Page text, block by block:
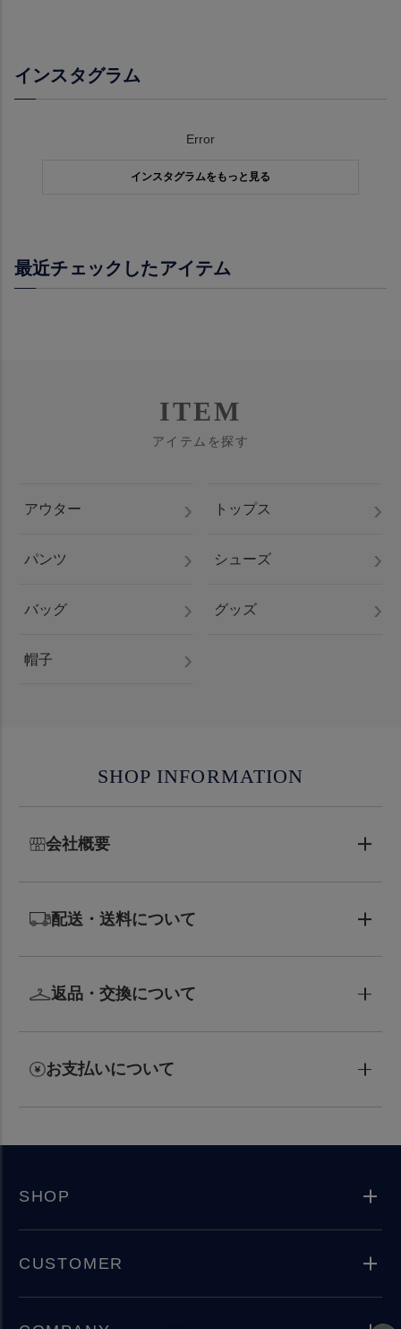
インスタグラム
Error
インスタグラムをもっと見る
最近チェックしたアイテム
ITEM
アイテムを探す
アウター トップス
パンツ シューズ
バッグ グッズ
帽子
SHOP INFORMATION
会社概要
配送・送料について
返品・交換について
お支払いについて
SHOP
CUSTOMER